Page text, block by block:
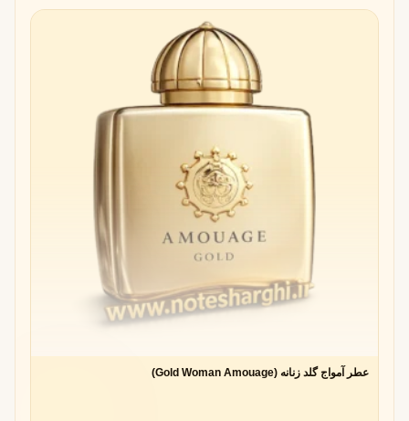
عطر آمواج گلد زنانه (Gold Woman Amouage)